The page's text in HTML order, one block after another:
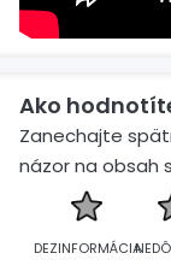
Ako
Zanechajte
názor na obsah
DEZINFORMÁCIA